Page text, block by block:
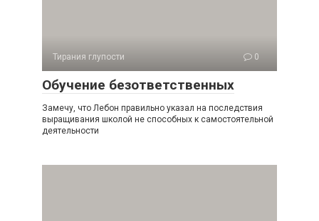
Тирания глупости 0
Обучение безответственных
Замечу, что Лебон правильно указал на последствия
выращи­вания школой не способных к самостоятельной
деятельности